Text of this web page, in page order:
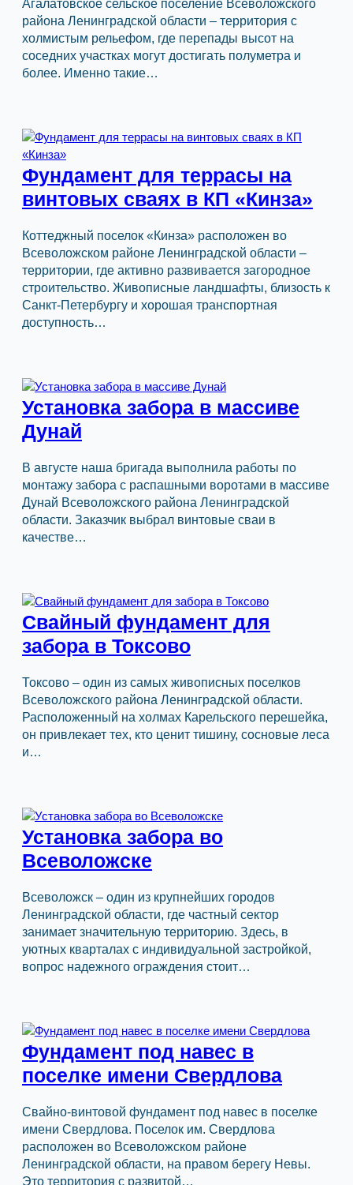
Агалатовское сельское поселение Всеволожского
района Ленинградской области – территория с
холмистым рельефом, где перепады высот на
соседних участках могут достигать полуметра и
более. Именно такие…
Фундамент для террасы на
винтовых сваях в КП «Кинза»
Коттеджный поселок «Кинза» расположен во
Всеволожском районе Ленинградской области –
территории, где активно развивается загородное
строительство. Живописные ландшафты, близость к
Санкт-Петербургу и хорошая транспортная
доступность…
Установка забора в массиве
Дунай
В августе наша бригада выполнила работы по
монтажу забора с распашными воротами в массиве
Дунай Всеволожского района Ленинградской
области. Заказчик выбрал винтовые сваи в
качестве…
Свайный фундамент для
забора в Токсово
Токсово – один из самых живописных поселков
Всеволожского района Ленинградской области.
Расположенный на холмах Карельского перешейка,
он привлекает тех, кто ценит тишину, сосновые леса
и…
Установка забора во
Всеволожске
Всеволожск – один из крупнейших городов
Ленинградской области, где частный сектор
занимает значительную территорию. Здесь, в
уютных кварталах с индивидуальной застройкой,
вопрос надежного ограждения стоит…
Фундамент под навес в
поселке имени Свердлова
Свайно-винтовой фундамент под навес в поселке
имени Свердлова. Поселок им. Свердлова
расположен во Всеволожском районе
Ленинградской области, на правом берегу Невы.
Это территория с развитой…